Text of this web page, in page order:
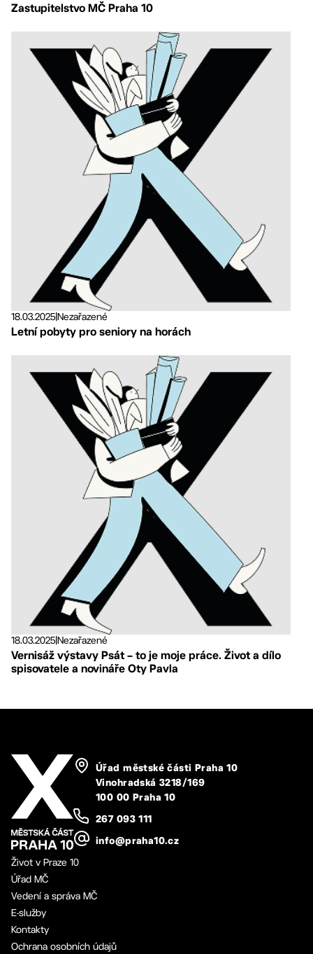
Zastupitelstvo MČ Praha 10
18.03.2025Nezařazené
Letní pobyty pro seniory na horách
18.03.2025Nezařazené
Vernisáž výstavy Psát – to je moje práce. Život a dílo
spisovatele a novináře Oty Pavla
Úřad městské části Praha 10
Vinohradská 3218/169
100 00 Praha 10
267 093 111
info@praha10.cz
Život v Praze 10
Úřad MČ
Vedení a správa MČ
E-služby
Kontakty
Ochrana osobních údajů